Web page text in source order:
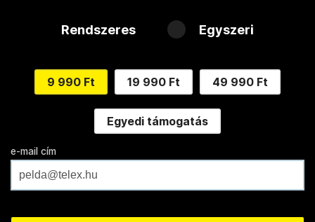
Rendszeres Egyszeri
9 990 Ft 19 990 Ft 49 990 Ft
Egyedi támogatás
e-mail cím